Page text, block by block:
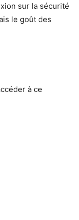
sur la sécurité
le goût des
à ce